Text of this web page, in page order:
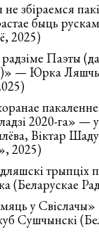
збіраемся
быць
2025)
Паэты
— Юрка
2020-га» —
Віктар
2025)
трыпціх
(Беларускае
у
Сушчынскі